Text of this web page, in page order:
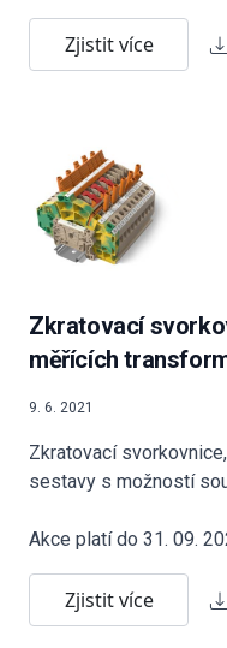
Zjistit více
Zkratovací
měřících
9. 6. 2021
Zkratovací
sestavy s možností
Akce platí do 31. 09.
Zjistit více